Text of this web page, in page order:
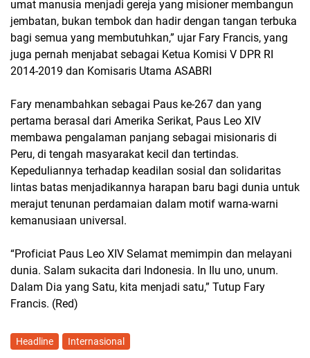
umat manusia menjadi gereja yang misioner membangun
jembatan, bukan tembok dan hadir dengan tangan terbuka
bagi semua yang membutuhkan,” ujar Fary Francis, yang
juga pernah menjabat sebagai Ketua Komisi V DPR RI
2014-2019 dan Komisaris Utama ASABRI
Fary menambahkan sebagai Paus ke-267 dan yang
pertama berasal dari Amerika Serikat, Paus Leo XIV
membawa pengalaman panjang sebagai misionaris di
Peru, di tengah masyarakat kecil dan tertindas.
Kepeduliannya terhadap keadilan sosial dan solidaritas
lintas batas menjadikannya harapan baru bagi dunia untuk
merajut tenunan perdamaian dalam motif warna-warni
kemanusiaan universal.
“Proficiat Paus Leo XIV Selamat memimpin dan melayani
dunia. Salam sukacita dari Indonesia. In Ilu uno, unum.
Dalam Dia yang Satu, kita menjadi satu,” Tutup Fary
Francis. (Red)
Headline Internasional